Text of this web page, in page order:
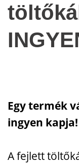
Egy termék
ingyen kapja!
Afejlett